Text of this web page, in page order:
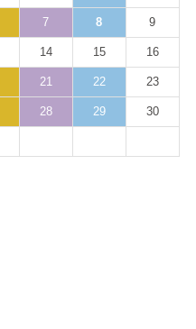
7 8 9
14 15 16
21 22 23
28 29 30